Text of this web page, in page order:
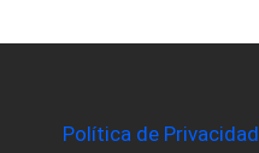
Política de